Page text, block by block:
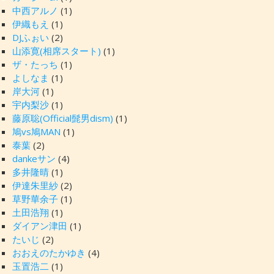
中西アルノ (1)
伊織もえ (1)
DJふぉい (2)
山添寛(相席スタート) (1)
ザ・たっち (1)
よしなま (1)
岸大河 (1)
宇内梨沙 (1)
藤原聡(Official髭男dism) (1)
鳩vs鳩MAN (1)
泰葉 (2)
dankeサン (4)
多井隆晴 (1)
伊達朱里紗 (2)
草野華余子 (1)
土田浩翔 (1)
ダイアン津田 (1)
たいじ (2)
おおえのたかゆき (4)
玉置浩二 (1)